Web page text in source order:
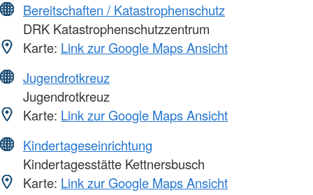
Bereitschaften / Katastrophenschutz
DRK Katastrophenschutzzentrum
Karte: Link zur Google Maps Ansicht
Jugendrotkreuz
Jugendrotkreuz
Karte: Link zur Google Maps Ansicht
Kindertageseinrichtung
Kindertagesstätte Kettnersbusch
Karte: Link zur Google Maps Ansicht